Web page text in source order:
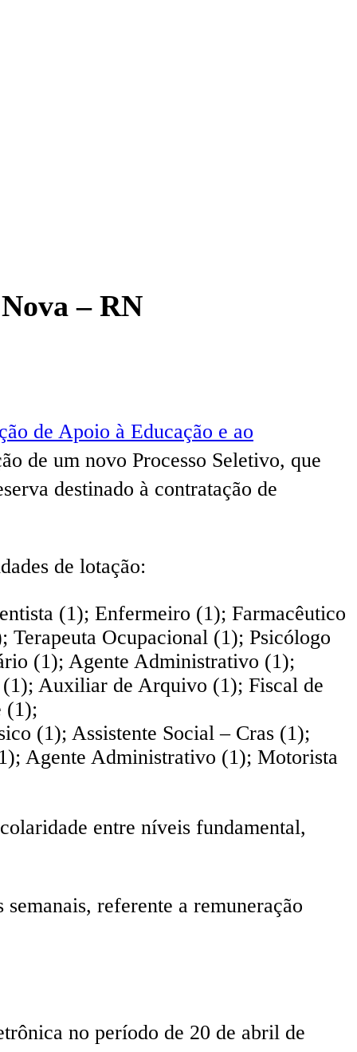
– RN
de Apoio à Educação e ao
de um novo Processo Seletivo, que
destinado à contratação de
de lotação:
(1); Enfermeiro (1); Farmacêutico
Ocupacional (1); Psicólogo
(1); Agente Administrativo (1);
Auxiliar de Arquivo (1); Fiscal de
(1);
(1); Assistente Social – Cras (1);
Agente Administrativo (1); Motorista
entre níveis fundamental,
referente a remuneração
no período de 20 de abril de